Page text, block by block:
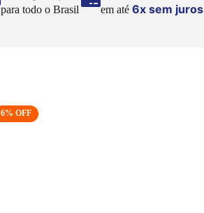
para todo o Brasil
em até 6x sem juros